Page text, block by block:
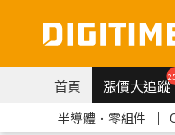
首頁 漲價大追蹤
半導體．零組件 ｜